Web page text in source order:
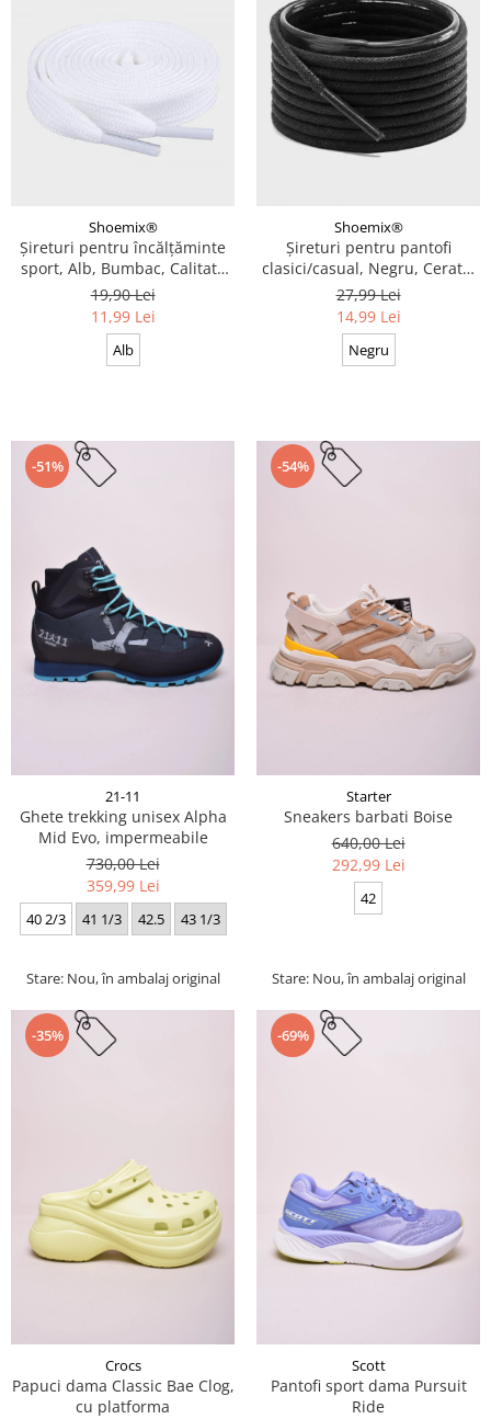
Shoemix®
Șireturi pentru încălțăminte
sport, Alb, Bumbac, Calitate
premium, 100 cm x 0.8 cm
19,90 Lei
11,99 Lei
Alb
Shoemix®
Șireturi pentru pantofi
clasici/casual, Negru, Cerate,
Calitate premium, 110 cm x
0.3 cm
27,99 Lei
14,99 Lei
Negru
-51%
21-11
Ghete trekking unisex Alpha
Mid Evo, impermeabile
730,00 Lei
359,99 Lei
40 2/3 41 1/3 42.5 43 1/3
Stare: Nou, în ambalaj original
-54%
Starter
Sneakers barbati Boise
640,00 Lei
292,99 Lei
42
Stare: Nou, în ambalaj original
-35%
Crocs
Papuci dama Classic Bae Clog,
cu platforma
-69%
Scott
Pantofi sport dama Pursuit
Ride